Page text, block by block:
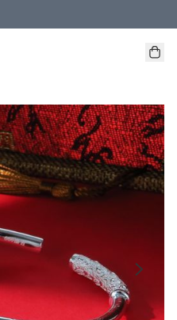
orders over $50.